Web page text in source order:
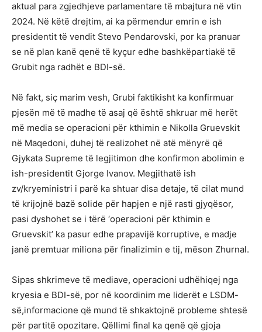
aktual para zgjedhjeve parlamentare të mbajtura në vtin
2024. Në këtë drejtim, ai ka përmendur emrin e ish
presidentit të vendit Stevo Pendarovski, por ka pranuar
se në plan kanë qenë të kyçur edhe bashkëpartiakë të
Grubit nga radhët e BDI-së.
Në fakt, siç marim vesh, Grubi faktikisht ka konfirmuar
pjesën më të madhe të asaj që është shkruar më herët
më media se operacioni për kthimin e Nikolla Gruevskit
në Maqedoni, duhej të realizohet në atë mënyrë që
Gjykata Supreme të legjitimon dhe konfirmon abolimin e
ish-presidentit Gjorge Ivanov. Megjithatë ish
zv/kryeministri i parë ka shtuar disa detaje, të cilat mund
të krijojnë bazë solide për hapjen e një rasti gjyqësor,
pasi dyshohet se i tërë ‘operacioni për kthimin e
Gruevskit’ ka pasur edhe prapavijë korruptive, e madje
janë premtuar miliona për finalizimin e tij, mëson Zhurnal.
Sipas shkrimeve të mediave, operacioni udhëhiqej nga
kryesia e BDI-së, por në koordinim me liderët e LSDM-
së,informacione që mund të shkaktojnë probleme shtesë
për partitë opozitare. Qëllimi final ka qenë që gjoja